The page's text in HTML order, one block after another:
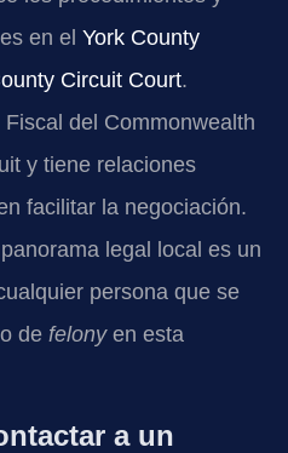
en el York County
Circuit Court.
del Commonwealth
y tiene relaciones
facilitar la negociación.
legal local es un
persona que se
de felonyen esta
a un